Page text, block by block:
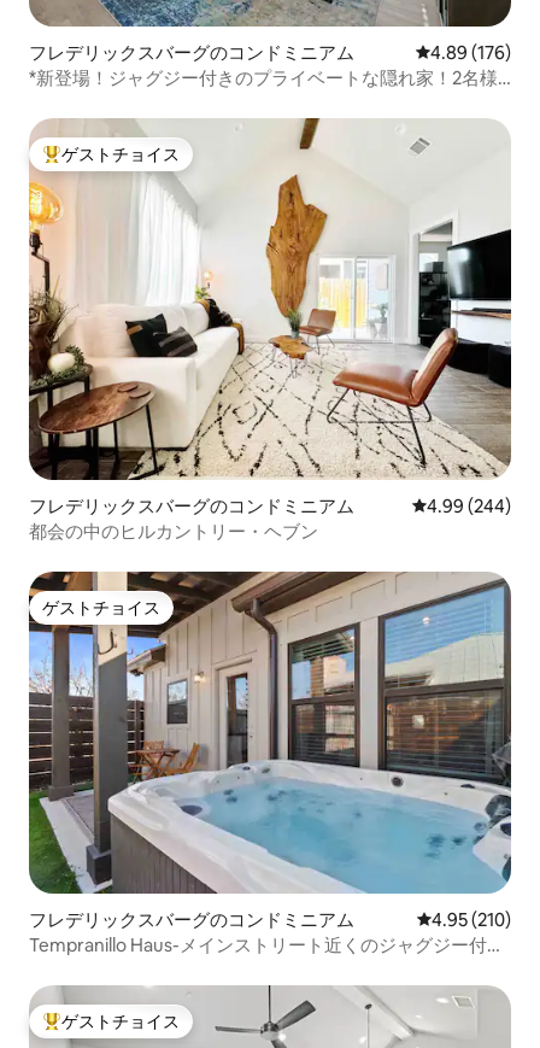
フレデリックスバーグのコンドミニアム レビュー176
4.89 (176)
*新登場！ジャグジー付きのプライベートな隠れ家！2名様
大好評のゲストチョイスです。
ゲストチョイス
フレデリックスバーグのコンドミニアム レビュー244
4.99 (244)
都会の中のヒルカントリー・ヘブン
ゲストチョイス
ゲストチョイス
フレデリックスバーグのコンドミニアム レビュー210
4.95 (210)
Tempranillo Haus-メインストリート近くのジャグジー付き
大好評のゲストチョイスです。
ゲストチョイス